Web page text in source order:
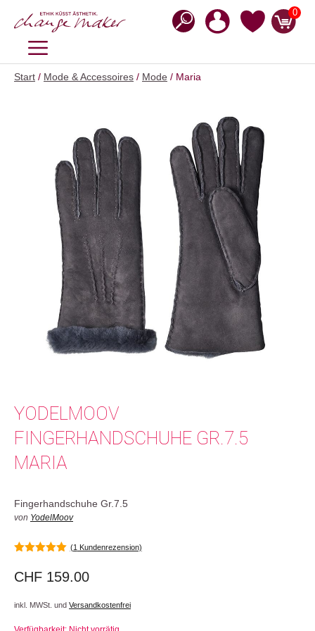
Inhalt
0
MENÜ
Start / Mode & Accessoires / Mode / Maria
YODELMOOV
FINGERHANDSCHUHE GR.7.5
MARIA
Fingerhandschuhe Gr.7.5
von YodelMoov
(1 Kundenrezension)
CHF 159.00
inkl. MWSt. und Versandkostenfrei